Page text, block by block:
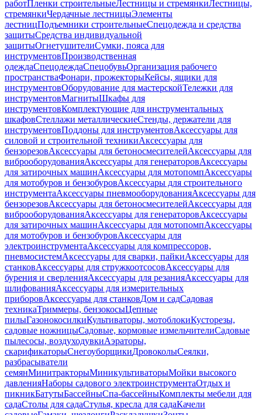
работПленки строительныеЛестницы и стремянкиЛестницы,
стремянкиЧердачные лестницыЭлементы
лестницПодъемники строительныеСпецодежда и средства
защитыСредства индивидуальной
защитыОгнетушителиСумки, пояса для
инструментовПроизводственная
одеждаСпецодеждаСпецобувьОрганизация рабочего
пространстваФонари, прожекторыКейсы, ящики для
инструментовОборудование для мастерскойТележки для
инструментовМагнитыШкафы для
инструментовКомплектующие для инструментальных
шкафовСтеллажи металлическиеСтенды, держатели для
инструментовПоддоны для инструментовАксессуары для
силовой и строительной техникиАксессуары для
бензорезовАксессуары для бетоносмесителейАксессуары для
виброоборудованияАксессуары для генераторовАксессуары
для затирочных машинАксессуары для мотопомпАксессуары
для мотобуров и бензобуровАксессуары для строительного
инструментаАксессуары пневмооборудованияАксессуары для
бензорезовАксессуары для бетоносмесителейАксессуары для
виброоборудованияАксессуары для генераторовАксессуары
для затирочных машинАксессуары для мотопомпАксессуары
для мотобуров и бензобуровАксессуары для
электроинструментаАксессуары для компрессоров,
пневмосистемАксессуары для сварки, пайкиАксессуары для
станковАксессуары для стружкоотсосовАксессуары для
бурения и сверленияАксессуары для резанияАксессуары для
шлифованияАксессуары для измерительных
приборовАксессуары для станковДом и садСадовая
техникаТриммеры, бензокосыЦепные
пилыГазонокосилкиКультиваторы, мотоблокиКусторезы,
садовые ножницыСадовые, кормовые измельчителиСадовые
пылесосы, воздуходувкиАэраторы,
скарификаторыСнегоуборщикиДровоколыСеялки,
разбрасыватели
семянМинитракторыМиникультиваторыМойки высокого
давленияНаборы садового электроинструментаОтдых и
пикникБатутыБассейныСпа-бассейныКомплекты мебели для
садаСтолы для садаСтулья, кресла для садаКачели